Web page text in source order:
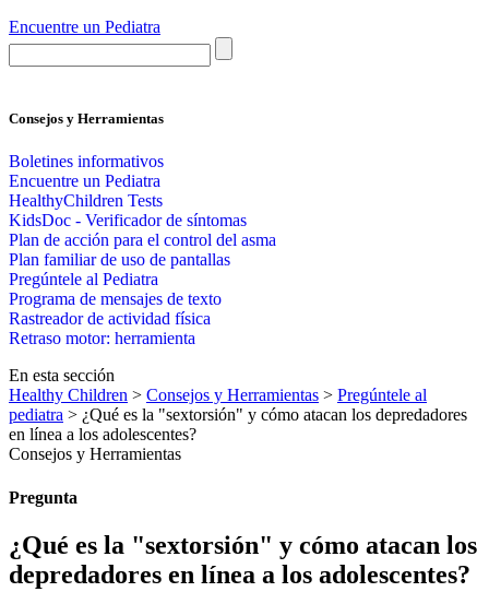
Encuentre un Pediatra
Consejos y Herramientas
Boletines informativos
Encuentre un Pediatra
HealthyChildren Tests
KidsDoc - Verificador de síntomas
Plan de acción para el control del asma
Plan familiar de uso de pantallas
Pregúntele al Pediatra
Programa de mensajes de texto
Rastre​​ador de activida​d física
Retraso motor: herramienta
En esta sección
Healthy Children > Consejos y Herramientas > Pregúntele al
pediatra > ¿Qué es la "sextorsión" y cómo atacan los depredadores
en línea a los adolescentes?
Consejos y Herramientas
Pregunta
¿Qué es la "sextorsión" y cómo atacan los
depredadores en línea a los adolescentes?